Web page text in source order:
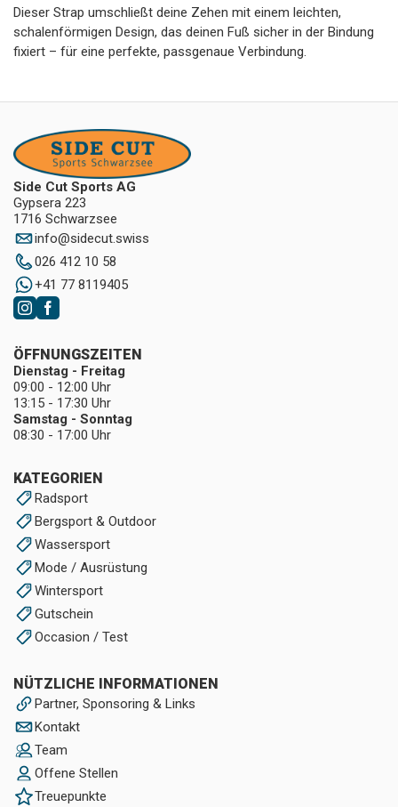
Dieser Strap umschließt deine Zehen mit einem leichten,
schalenförmigen Design, das deinen Fuß sicher in der Bindung
fixiert – für eine perfekte, passgenaue Verbindung.
Side Cut Sports AG
Gypsera 223
1716 Schwarzsee
info@sidecut.swiss
026 412 10 58
+41 77 8119405
KATEGORIEN
Radsport
Bergsport & Outdoor
Wassersport
Mode / Ausrüstung
Wintersport
Gutschein
Occasion / Test
NÜTZLICHE INFORMATIONEN
Partner, Sponsoring & Links
Kontakt
Team
Offene Stellen
Treuepunkte
ÖFFNUNGSZEITEN
Dienstag - Freitag
09:00 - 12:00 Uhr
13:15 - 17:30 Uhr
Samstag - Sonntag
08:30 - 17:00 Uhr